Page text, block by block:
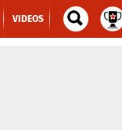
VIDEOS